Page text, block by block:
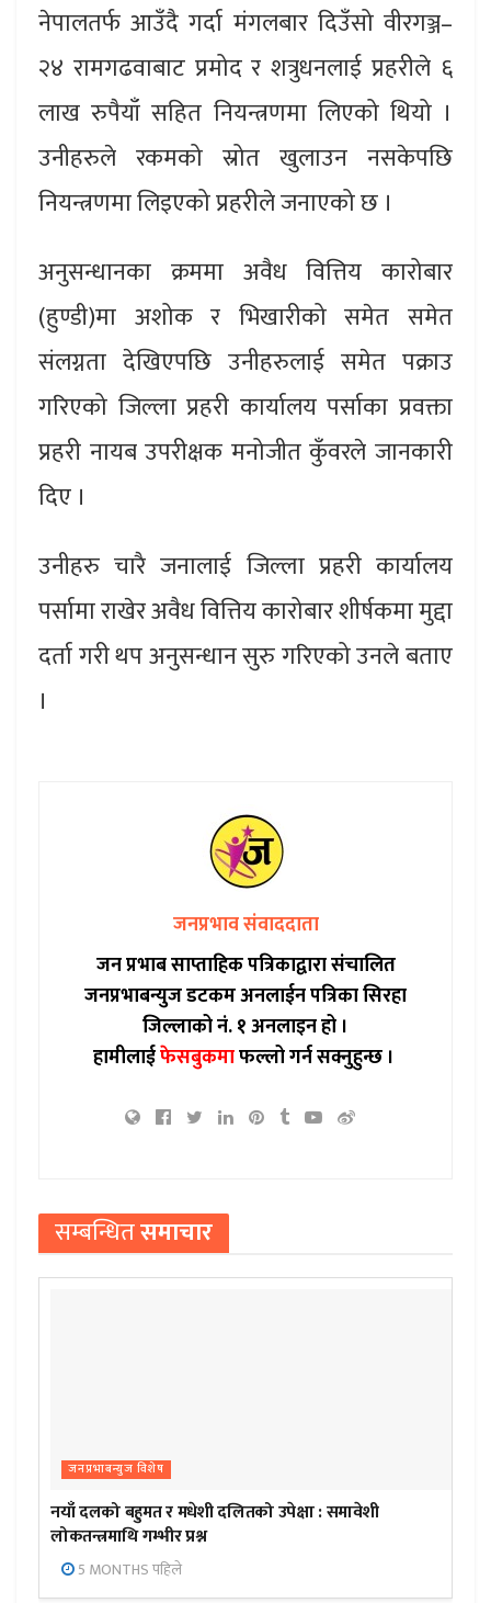
नेपालतर्फ आउँदै गर्दा मंगलबार दिउँसो वीरगञ्ज–
२४ रामगढवाबाट प्रमोद र शत्रुधनलाई प्रहरीले ६
लाख रुपैयाँ सहित नियन्त्रणमा लिएको थियो ।
उनीहरुले रकमको स्रोत खुलाउन नसकेपछि
नियन्त्रणमा लिइएको प्रहरीले जनाएको छ ।
अनुसन्धानका क्रममा अवैध वित्तिय कारोबार
(हुण्डी)मा अशोक र भिखारीको समेत समेत
संलग्नता देखिएपछि उनीहरुलाई समेत पक्राउ
गरिएको जिल्ला प्रहरी कार्यालय पर्साका प्रवक्ता
प्रहरी नायब उपरीक्षक मनोजीत कुँवरले जानकारी
दिए ।
उनीहरु चारै जनालाई जिल्ला प्रहरी कार्यालय
पर्सामा राखेर अवैध वित्तिय कारोबार शीर्षकमा मुद्दा
दर्ता गरी थप अनुसन्धान सुरु गरिएको उनले बताए
।
जनप्रभाव संवाददाता
जन प्रभाब साप्ताहिक पत्रिकाद्वारा संचालित
जनप्रभाबन्युज डटकम अनलाईन पत्रिका सिरहा
जिल्लाको नं. १ अनलाइन हो ।
हामीलाईफेसबुकमाफल्लो गर्न सक्नुहुन्छ ।
सम्बन्धितसमाचार
जनप्रभाबन्युज विशेष
नयाँ दलको बहुमत र मधेशी दलितको उपेक्षा : समावेशी
लोकतन्त्रमाथि गम्भीर प्रश्न
5 MONTHS पहिले